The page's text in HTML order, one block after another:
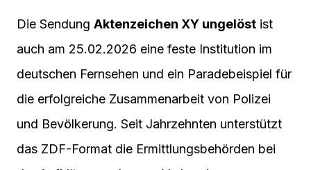
Die Sendung Aktenzeichen XY ungelöst ist
auch am 25.02.2026 eine feste Institution im
deutschen Fernsehen und ein Paradebeispiel für
die erfolgreiche Zusammenarbeit von Polizei
und Bevölkerung. Seit Jahrzehnten unterstützt
das ZDF-Format die Ermittlungsbehörden bei